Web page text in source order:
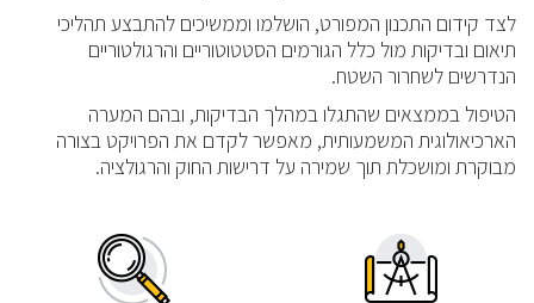
לצד קידום התכנון המפורט, הושלמו וממשיכים להתבצע תהליכי
תיאום ובדיקות מול כלל הגורמים הסטטוטוריים והרגולטוריים
הנדרשים לשחרור השטח.
הטיפול בממצאים שהתגלו במהלך הבדיקות, ובהם המערה
הארכיאולוגית המשמעותית, מאפשר לקדם את הפרויקט בצורה
מבוקרת ומושכלת תוך שמירה על דרישות החוק והרגולציה.